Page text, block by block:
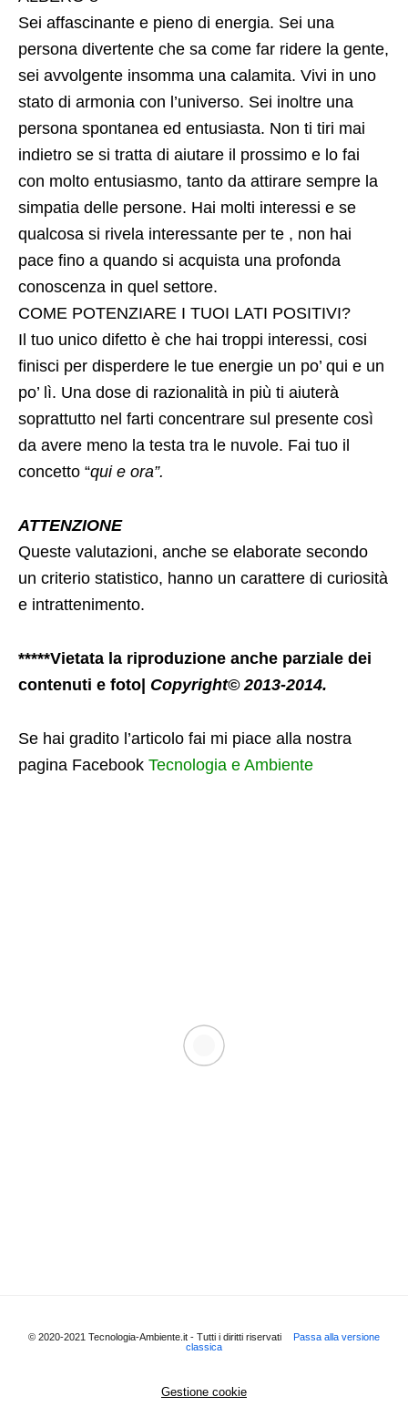
Sei affascinante e pieno di energia. Sei una
persona divertente che sa come far ridere la gente,
sei avvolgente insomma una calamita. Vivi in uno
stato di armonia con l’universo. Sei inoltre una
persona spontanea ed entusiasta. Non ti tiri mai
indietro se si tratta di aiutare il prossimo e lo fai
con molto entusiasmo, tanto da attirare sempre la
simpatia delle persone. Hai molti interessi e se
qualcosa si rivela interessante per te , non hai
pace fino a quando si acquista una profonda
conoscenza in quel settore.
COME POTENZIARE I TUOI LATI POSITIVI?
Il tuo unico difetto è che hai troppi interessi, cosi
finisci per disperdere le tue energie un po’ qui e un
po’ lì. Una dose di razionalità in più ti aiuterà
soprattutto nel farti concentrare sul presente così
da avere meno la testa tra le nuvole. Fai tuo il
concetto “qui e ora”.
ATTENZIONE
Queste valutazioni, anche se elaborate secondo
un criterio statistico, hanno un carattere di curiosità
e intrattenimento.
*****Vietata la riproduzione anche parziale dei
contenuti e foto| Copyright© 2013-2014.
Se hai gradito l’articolo fai mi piace alla nostra
pagina Facebook Tecnologia e Ambiente
© 2020-2021 Tecnologia-Ambiente.it - Tutti i diritti riservati
Passa alla versione
classica
Gestione cookie